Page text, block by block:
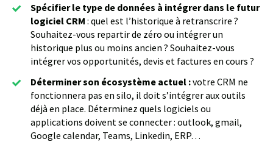
Spécifier le type de données à intégrer dans le futur
logiciel CRM : quel est l’historique à retranscrire ?
Souhaitez-vous repartir de zéro ou intégrer un
historique plus ou moins ancien ? Souhaitez-vous
intégrer vos opportunités, devis et factures en cours ?
Déterminer son écosystème actuel :votre CRM ne
fonctionnera pas en silo, il doit s’intégrer aux outils
déjà en place. Déterminez quels logiciels ou
applications doivent se connecter : outlook, gmail,
Google calendar, Teams, Linkedin, ERP…